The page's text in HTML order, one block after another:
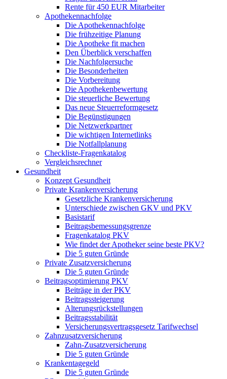
Rente für 450 EUR Mitarbeiter
Apothekennachfolge
Die Apothekennachfolge
Die frühzeitige Planung
Die Apotheke fit machen
Den Überblick verschaffen
Die Nachfolgersuche
Die Besonderheiten
Die Vorbereitung
Die Apothekenbewertung
Die steuerliche Bewertung
Das neue Steuerreformgesetz
Die Begünstigungen
Die Netzwerkpartner
Die wichtigen Internetlinks
Die Notfallplanung
Checkliste-Fragenkatalog
Vergleichsrechner
Gesundheit
Konzept Gesundheit
Private Krankenversicherung
Gesetzliche Krankenversicherung
Unterschiede zwischen GKV und PKV
Basistarif
Beitragsbemessungsgrenze
Fragenkatalog PKV
Wie findet der Apotheker seine beste PKV?
Die 5 guten Gründe
Private Zusatzversicherung
Die 5 guten Gründe
Beitragsoptimierung PKV
Beiträge in der PKV
Beitragssteigerung
Alterungsrückstellungen
Beitragsstabilität
Versicherungsvertragsgesetz Tarifwechsel
Zahnzusatzversicherung
Zahn-Zusatzversicherung
Die 5 guten Gründe
Krankentagegeld
Die 5 guten Gründe